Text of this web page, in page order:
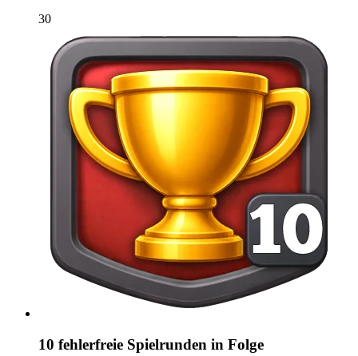
30
10 fehlerfreie Spielrunden in Folge